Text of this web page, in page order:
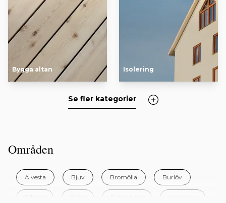
Bygga altan Isolering
Se fler kategorier
Områden
Alvesta Bjuv Bromölla Burlöv